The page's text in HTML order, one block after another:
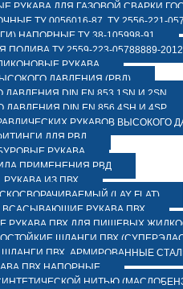
ДЛЯ ГАЗОВОЙ СВАРКИ
ТУ 0056016-87, ТУ 2556-221-
НАПОРНЫЕ ТУ 38-105998-91
ТУ 2559-223-05788889-2012
РУКАВА
ДАВЛЕНИЯ (РВД)
DIN EN 853 1SN И 2SN
DIN EN 856 4SH И 4SP
РУКАВОВ ВЫСОКОГО
ДЛЯ РВД
РУКАВА
ПРИМЕНЕНИЯ РВД
РУКАВА ИЗ ПВХ
(LAY FLAT)
РУКАВА ПВХ
ПВХ ДЛЯ ПИЩЕВЫХ
ШЛАНГИ ПВХ
ПВХ, АРМИРОВАННЫЕ
ПВХ НАПОРНЫЕ
НИТЬЮ